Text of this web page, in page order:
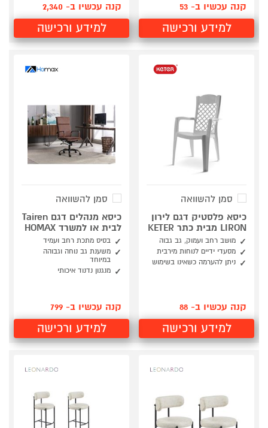
קנה עכשיו ב- 53
למידע ורכישה
קנה עכשיו ב- 2,340
למידע ורכישה
סמן להשוואה
כיסא פלסטיק דגם לירון
LIRON מבית כתר KETER
מושב רחב ועמוק, גב גבוה
מסעדי ידיים לנוחות מירבית
ניתן להערמה כשאינו בשימוש
קנה עכשיו ב- 88
למידע ורכישה
סמן להשוואה
כיסא מנהלים דגם Tairen
לבית או למשרד HOMAX
בסיס מתכת רחב ועמיד
משענת גב נוחה וגבוהה
במיוחד
מנגנון נדנוד איכותי
קנה עכשיו ב- 799
למידע ורכישה